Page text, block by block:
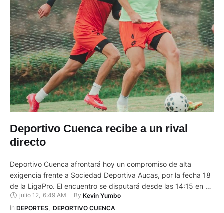
Deportivo Cuenca recibe a un rival
directo
Deportivo Cuenca afrontará hoy un compromiso de alta
exigencia frente a Sociedad Deportiva Aucas, por la fecha 18
de la LigaPro. El encuentro se disputará desde las 14:15 en el
estadio Alejandro Serrano Aguilar. Este partido representa una
oportunidad para que el cuadro colorado recupere terreno en
julio 12, 6:49 AM By Kevin Yumbo
In DEPORTES, DEPORTIVO CUENCA